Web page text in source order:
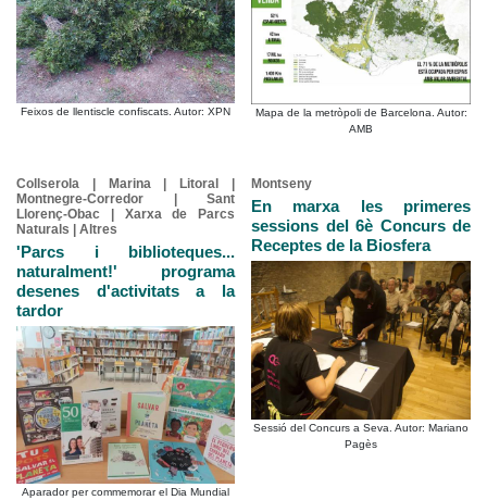
Feixos de llentiscle confiscats. Autor: XPN
Mapa de la metròpoli de Barcelona. Autor:
AMB
Collserola | Marina | Litoral |
Montnegre-Corredor | Sant
Llorenç-Obac | Xarxa de Parcs
Naturals | Altres
'Parcs i biblioteques...
naturalment!' programa
desenes d'activitats a la
tardor
Aparador per commemorar el Dia Mundial
Montseny
En marxa les primeres
sessions del 6è Concurs de
Receptes de la Biosfera
Sessió del Concurs a Seva. Autor: Mariano
Pagès